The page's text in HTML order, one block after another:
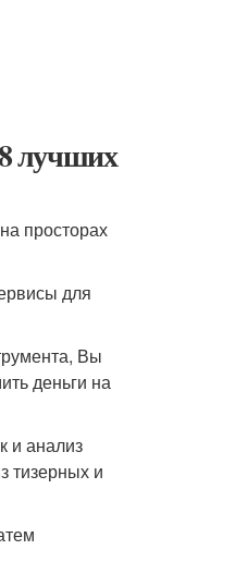
лучших
просторах
для
Вы
деньги на
и анализ
тизерных и